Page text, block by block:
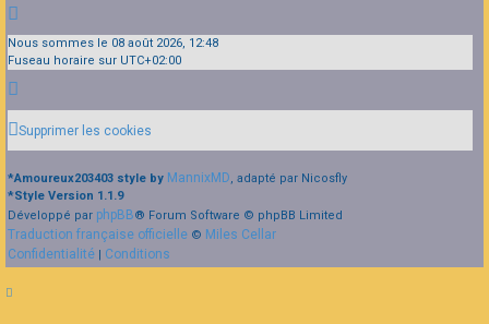
Nous sommes le 08 août 2026, 12:48
Fuseau horaire sur UTC+02:00
Supprimer les cookies
*Amoureux203403 style by MannixMD, adapté par Nicosfly
*Style Version 1.1.9
Développé par phpBB® Forum Software © phpBB Limited
Traduction française officielle © Miles Cellar
Confidentialité
Conditions